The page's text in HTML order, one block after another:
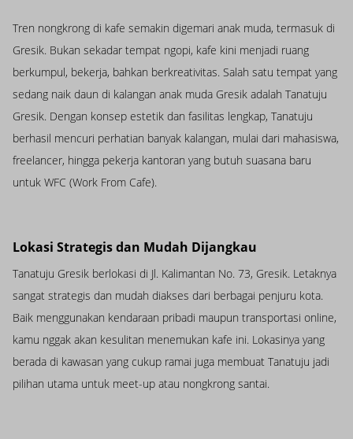
Tren nongkrong di kafe semakin digemari anak muda, termasuk di
Gresik. Bukan sekadar tempat ngopi, kafe kini menjadi ruang
berkumpul, bekerja, bahkan berkreativitas. Salah satu tempat yang
sedang naik daun di kalangan anak muda Gresik adalah Tanatuju
Gresik. Dengan konsep estetik dan fasilitas lengkap, Tanatuju
berhasil mencuri perhatian banyak kalangan, mulai dari mahasiswa,
freelancer, hingga pekerja kantoran yang butuh suasana baru
untuk WFC (Work From Cafe).
Lokasi Strategis dan Mudah Dijangkau
Tanatuju Gresik berlokasi di Jl. Kalimantan No. 73, Gresik. Letaknya
sangat strategis dan mudah diakses dari berbagai penjuru kota.
Baik menggunakan kendaraan pribadi maupun transportasi online,
kamu nggak akan kesulitan menemukan kafe ini. Lokasinya yang
berada di kawasan yang cukup ramai juga membuat Tanatuju jadi
pilihan utama untuk meet-up atau nongkrong santai.